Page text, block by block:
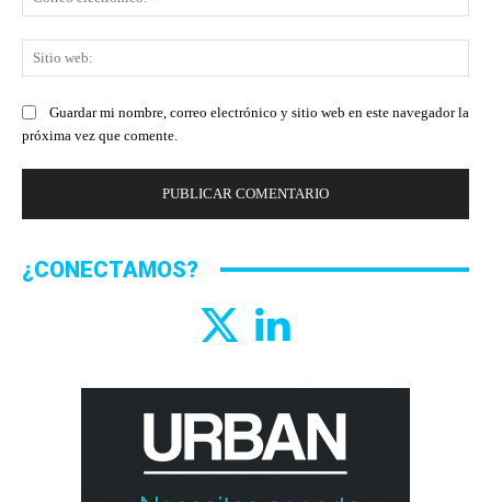
Guardar mi nombre, correo electrónico y sitio web en este navegador la
próxima vez que comente.
¿CONECTAMOS?